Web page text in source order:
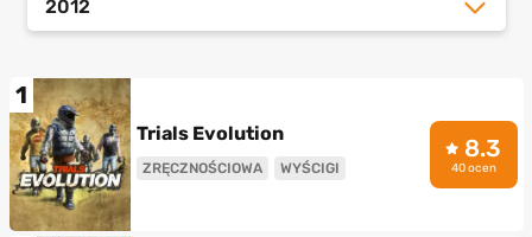
2012
1
Trials Evolution
ZRĘCZNOŚCIOWA WYŚCIGI
8.3
40 ocen